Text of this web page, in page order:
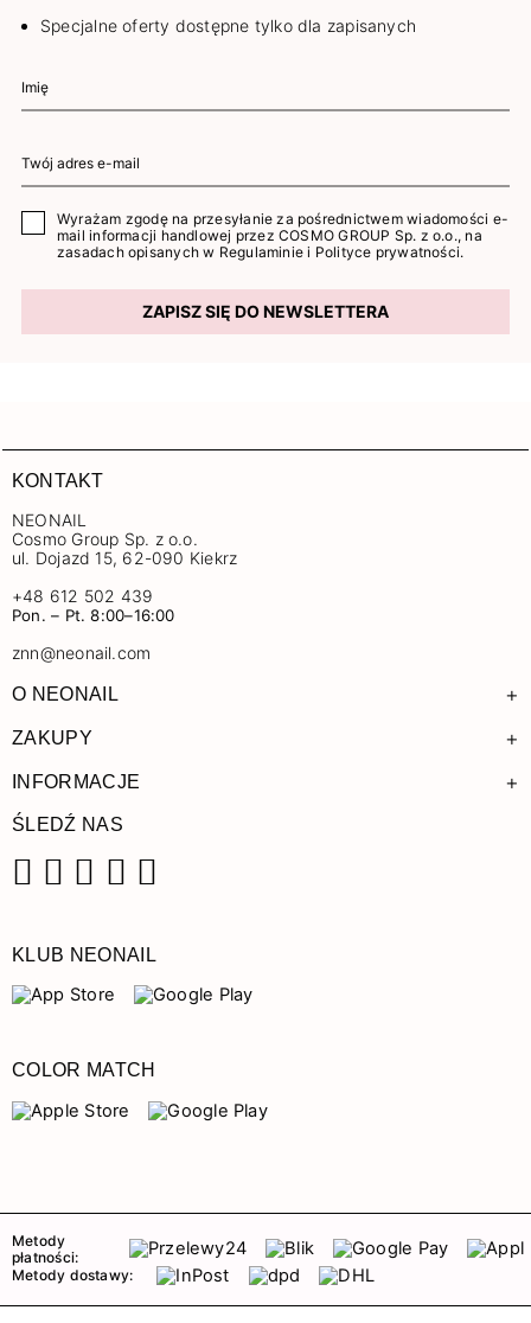
Specjalne oferty dostępne tylko dla zapisanych
Wyrażam zgodę na przesyłanie za pośrednictwem wiadomości e-
mail informacji handlowej przez COSMO GROUP Sp. z o.o., na
zasadach opisanych w Regulaminie i Polityce prywatności.
ZAPISZ SIĘ DO NEWSLETTERA
KONTAKT
NEONAIL
Cosmo Group Sp. z o.o.
ul. Dojazd 15, 62-090 Kiekrz
+48 612 502 439
Pon. – Pt. 8:00–16:00
znn@neonail.com
O NEONAIL +
ZAKUPY +
INFORMACJE +
ŚLEDŹ NAS
KLUB NEONAIL
COLOR MATCH
Metody
płatności:
Metody dostawy: